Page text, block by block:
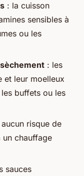
: la cuisson
sensibles à
ou les
: les
et leur moelleux
buffets ou les
aucun risque de
un chauffage
sauces